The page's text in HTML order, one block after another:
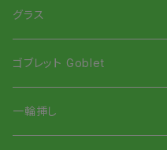
グラス
虹色Smile Glass
虹色Smileタンブラー
ゴブレット Goblet
招き猫ゴブレット
一輪挿し